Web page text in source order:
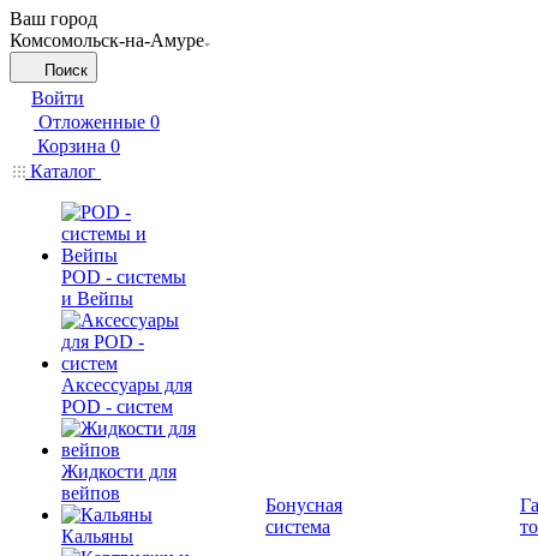
Ваш город
Комсомольск-на-Амуре
Поиск
Войти
Отложенные 0
Корзина 0
Каталог
POD - системы
и Вейпы
Аксессуары для
POD - систем
Жидкости для
вейпов
Кальяны
Бонусная
система